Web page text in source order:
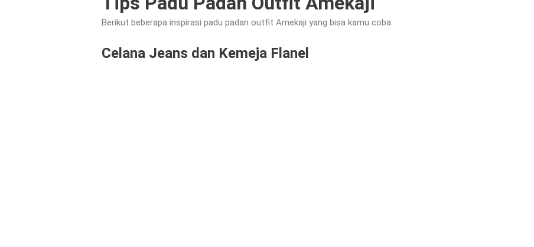
Berikut beberapa inspirasi padu padan outfit Amekaji yang bisa kamu coba:
Celana Jeans dan Kemeja Flanel